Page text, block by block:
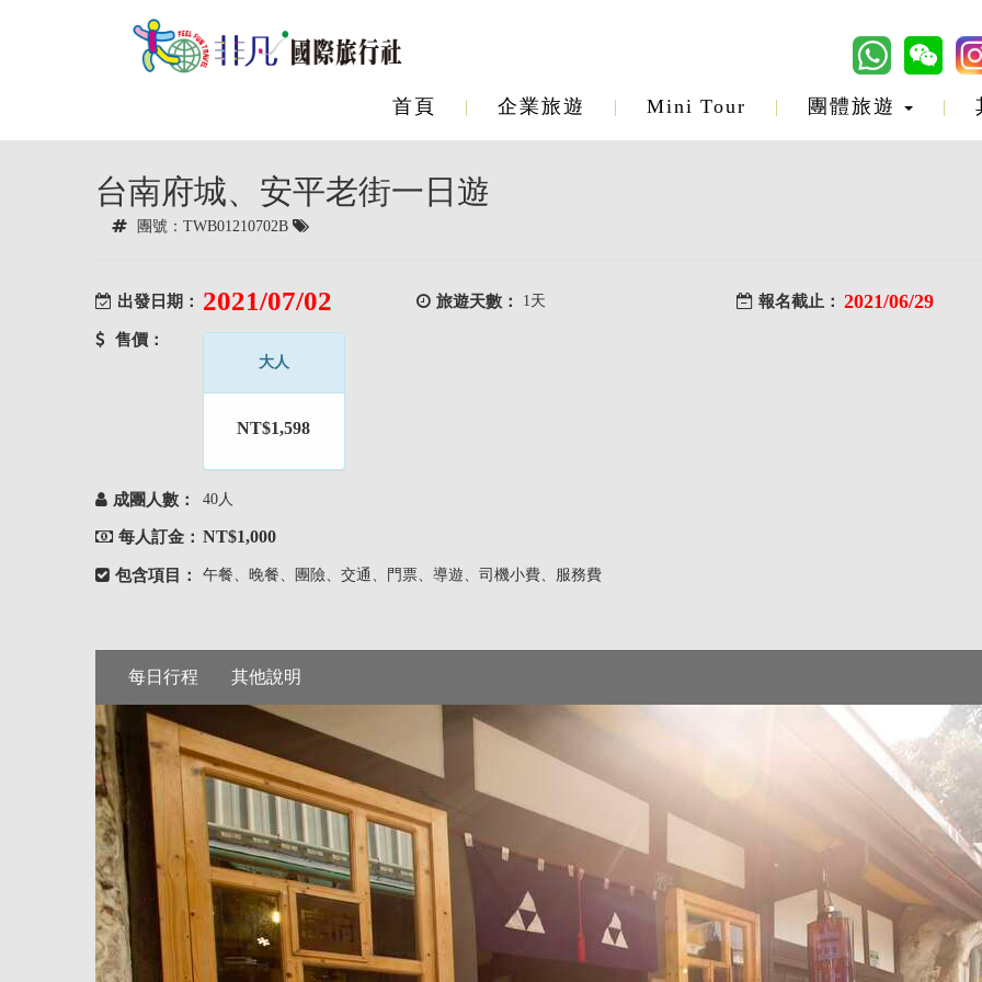
首頁 企業旅遊 Mini Tour 團體旅遊
台南府城、安平老街一日遊
團號：TWB01210702B
出發日期： 2021/07/02 旅遊天數： 1天 報名截止： 2021/06/29
售價：
大人
NT$1,598
成團人數： 40人
每人訂金： NT$1,000
包含項目： 午餐、晚餐、團險、交通、門票、導遊、司機小費、服務費
每日行程 其他說明